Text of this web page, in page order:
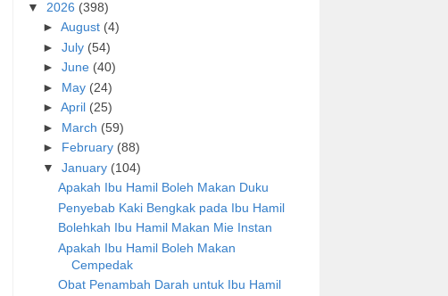
▼ 2026 (398)
► August (4)
► July (54)
► June (40)
► May (24)
► April (25)
► March (59)
► February (88)
▼ January (104)
Apakah Ibu Hamil Boleh Makan Duku
Penyebab Kaki Bengkak pada Ibu Hamil
Bolehkah Ibu Hamil Makan Mie Instan
Apakah Ibu Hamil Boleh Makan
Cempedak
Obat Penambah Darah untuk Ibu Hamil